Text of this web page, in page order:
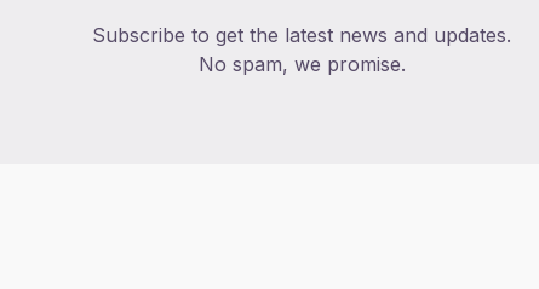
Subscribe to get the latest news and updates.
No spam, we promise.